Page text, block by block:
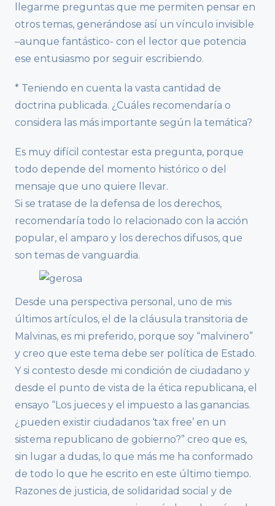
llegarme preguntas que me permiten pensar en
otros temas, generándose así un vínculo invisible
–aunque fantástico- con el lector que potencia
ese entusiasmo por seguir escribiendo.
* Teniendo en cuenta la vasta cantidad de
doctrina publicada. ¿Cuáles recomendaría o
considera las más importante según la temática?
Es muy difícil contestar esta pregunta, porque
todo depende del momento histórico o del
mensaje que uno quiere llevar.
Si se tratase de la defensa de los derechos,
recomendaría todo lo relacionado con la acción
popular, el amparo y los derechos difusos, que
son temas de vanguardia.
Desde una perspectiva personal, uno de mis
últimos artículos, el de la cláusula transitoria de
Malvinas, es mi preferido, porque soy “malvinero”
y creo que este tema debe ser política de Estado.
Y si contesto desde mi condición de ciudadano y
desde el punto de vista de la ética republicana, el
ensayo “Los jueces y el impuesto a las ganancias.
¿pueden existir ciudadanos ‘tax free’ en un
sistema republicano de gobierno?” creo que es,
sin lugar a dudas, lo que más me ha conformado
de todo lo que he escrito en este último tiempo.
Razones de justicia, de solidaridad social y de